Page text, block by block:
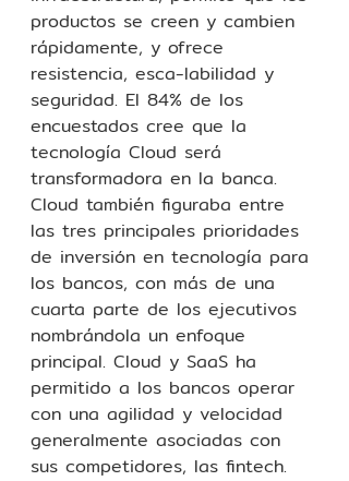
productos se creen y cambien
rápidamente, y ofrece
resistencia, esca-labilidad y
seguridad. El 84% de los
encuestados cree que la
tecnología Cloud será
transformadora en la banca.
Cloud también figuraba entre
las tres principales prioridades
de inversión en tecnología para
los bancos, con más de una
cuarta parte de los ejecutivos
nombrándola un enfoque
principal. Cloud y SaaS ha
permitido a los bancos operar
con una agilidad y velocidad
generalmente asociadas con
sus competidores, las fintech.